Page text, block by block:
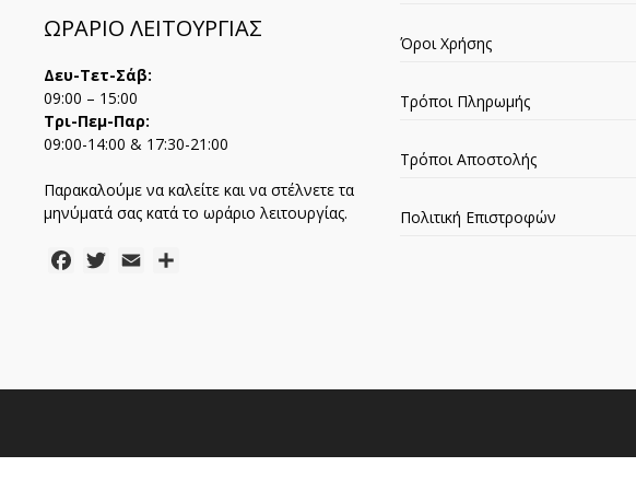
ΩΡΑΡΙΟ ΛΕΙΤΟΥΡΓΙΑΣ
Δευ-Τετ-Σάβ:
09:00 – 15:00
Τρι-Πεμ-Παρ:
09:00-14:00 & 17:30-21:00
Παρακαλούμε να καλείτε και να στέλνετε τα
μηνύματά σας κατά το ωράριο λειτουργίας.
FacebookTwitter
Email
Όροι Χρήσης
Τρόποι Πληρωμής
Τρόποι Αποστολής
Πολιτική Επιστροφών